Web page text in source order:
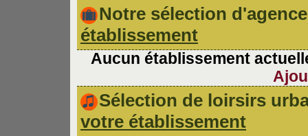
Notre sélection
établissement
Aucun établissement
Sélection de loirsirs
votre établissement